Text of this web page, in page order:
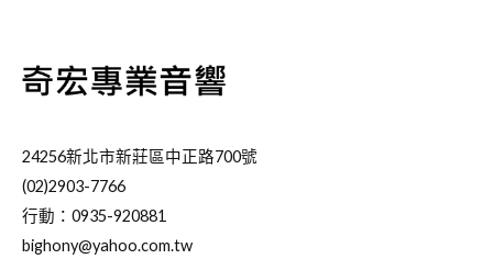
24256新北市新莊區中正路700號
(02)2903-7766
行動：0935-920881
bighony@yahoo.com.tw